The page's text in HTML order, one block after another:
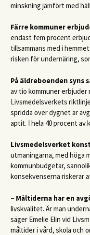
minskning jämfört med
Färre kommuner
endast fem procent
tillsammans med i
risken för undernäring,
På äldreboenden syns
av tio kommuner erbjuder
Livsmedelsverkets
spridda över dygnet är
aptit. I hela 40 procent av
Livsmedelsverket
utmaningarna, med höga
kommunbudgetar,
konsekvenserna riskerar
– Måltiderna har en
livskvalitet. Är man
säger Emelie Elin vid
måltider i vård, skola och